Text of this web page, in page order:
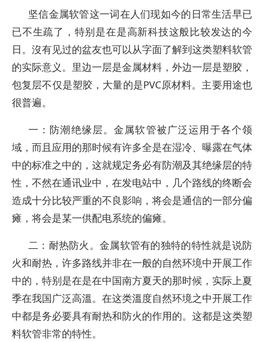
坚信金属软管这一词在人们现如今的日常生活早已
已不生疏了，特别是在是高新科技这般比较发达的今
日。沒有见过的盆友也可以从字面了解到这类塑料软管
的实际意义。里边一层是金属材料，外边一层是塑胶，
包复层不仅是塑胶，大量的是PVC原材料。主要用途也
很普遍。
一：防潮绝缘层。金属软管被广泛运用于各个领
域，而且应用的那时候有许多全是在湿冷、曝露在气体
中的标准之中的，这就规定务必有防潮及其绝缘层的特
性，不然在通讯业中，在发电站中，几个路线的终断会
造成十分比较严重的不良影响，将会是通信的一部分偏
瘫，将会是某一供配电系统的偏瘫。
二：耐热防火。金属软管有的独特的特性就是说防
火和耐热，许多路线并非在一般的自然环境中开展工作
中的，特别是在是在中国南方夏天的那时候，实际上夏
季在我国广泛高溫。在这类溫度自然环境之中开展工作
中都是务必要具有耐热和防火的作用的。这都是这类塑
料软管非常的特性。